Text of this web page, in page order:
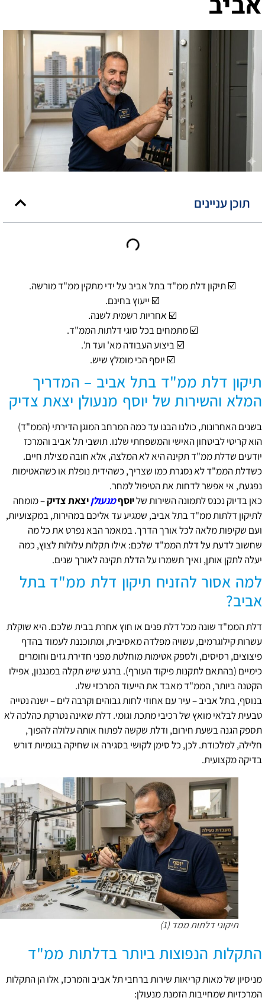
תוכן עניינים
☑️ תיקון דלת ממ"ד בתל אביב על ידי מתקין ממ"ד מורשה.
☑️ ייעוץ בחינם.
☑️ אחריות רשמית לשנה.
☑️ מתמחים בכל סוגי דלתות הממ"ד.
☑️ ביצוע העבודה מא' ועד ת'.
☑️ יוסף הכי מומלץ שיש.
תיקון דלת ממ"ד בתל אביב – המדריך
המלא והשירות של יוסף מנעולן יצאת צדיק
בשנים האחרונות, כולנו הבנו עד כמה המרחב המוגן הדירתי (הממ"ד)
הוא קריטי לביטחון האישי והמשפחתי שלנו. תושבי תל אביב והמרכז
יודעים שדלת ממ"ד תקינה היא לא המלצה, אלא חובה מצילת חיים.
כשדלת הממ"ד לא נסגרת כמו שצריך, כשהידית נופלת או כשהאטימות
נפגעת, אי אפשר לדחות את הטיפול למחר.
כאן בדיוק נכנס לתמונה השירות שליוסףמנעולןיצאת צדיק– מומחה
לתיקון דלתות ממ"ד בתל אביב, שמגיע עד אליכם במהירות, במקצועיות,
ועם שקיפות מלאה לכל אורך הדרך. במאמר הבא נפרט את כל מה
שחשוב לדעת על דלת הממ"ד שלכם: אילו תקלות עלולות לצוץ, כמה
יעלה לתקן אותן, ואיך תשמרו על הדלת תקינה לאורך שנים.
למה אסור להזניח תיקון דלת ממ"ד בתל
אביב?
דלת הממ"ד שונה מכל דלת פנים או חוץ אחרת בבית שלכם. היא שוקלת
עשרות קילוגרמים, עשויה מפלדה מאסיבית, ומתוכננת לעמוד בהדף
פיצוצים, רסיסים, ולספק אטימות מוחלטת מפני חדירת גזים וחומרים
כימיים (בהתאם לתקנות פיקוד העורף). ברגע שיש תקלה במנגנון, אפילו
הקטנה ביותר, הממ"ד מאבד את הייעוד המרכזי שלו.
בנוסף, בתל אביב – עיר עם אחוזי לחות גבוהים וקרבה לים – ישנה נטייה
טבעית לבלאי מואץ של רכיבי מתכת וגומי. דלת שאינה נטרקת כהלכה לא
תספק הגנה בשעת חירום, ודלת שקשה לפתוח אותה עלולה להפוך,
חלילה, למלכודת. לכן, כל סימן לקושי בסגירה או שחיקה בגומיות דורש
בדיקה מקצועית.
תיקוני דלתות ממד (1)
התקלות הנפוצות ביותר בדלתות ממ"ד
מניסיון של מאות קריאות שירות ברחבי תל אביב והמרכז, אלו הן התקלות
המרכזיות שמחייבות הזמנת מנעולן: